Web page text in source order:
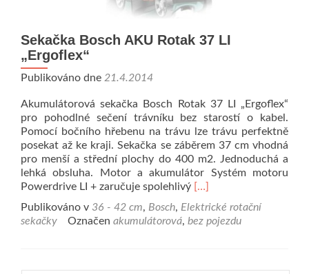
Sekačka Bosch AKU Rotak 37 LI
„Ergoflex“
Publikováno dne 21.4.2014
Akumulátorová sekačka Bosch Rotak 37 LI „Ergoflex“
pro pohodlné sečení trávníku bez starostí o kabel.
Pomocí bočního hřebenu na trávu lze trávu perfektně
posekat až ke kraji. Sekačka se záběrem 37 cm vhodná
pro menší a střední plochy do 400 m2. Jednoduchá a
lehká obsluha. Motor a akumulátor Systém motoru
Powerdrive LI + zaručuje spolehlivý Přečíst si víc oSekačka
[…]
Publikováno v 36 - 42 cm, Bosch, Elektrické rotační
sekačky
Označen akumulátorová, bez pojezdu